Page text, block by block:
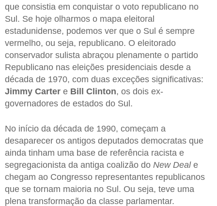
que consistia em conquistar o voto republicano no
Sul. Se hoje olharmos o mapa eleitoral
estadunidense, podemos ver que o Sul é sempre
vermelho, ou seja, republicano. O eleitorado
conservador sulista abraçou plenamente o partido
Republicano nas eleições presidenciais desde a
década de 1970, com duas exceções significativas:
Jimmy Carter e Bill Clinton, os dois ex-
governadores de estados do Sul.
No início da década de 1990, começam a
desaparecer os antigos deputados democratas que
ainda tinham uma base de referência racista e
segregacionista da antiga coalizão do New Deale
chegam ao Congresso representantes republicanos
que se tornam maioria no Sul. Ou seja, teve uma
plena transformação da classe parlamentar.